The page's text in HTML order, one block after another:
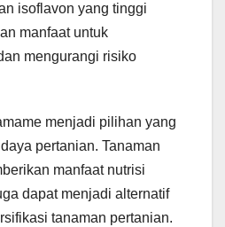
isoflavon yang tinggi
manfaat untuk
mengurangi risiko
menjadi pilihan yang
pertanian. Tanaman
manfaat nutrisi
dapat menjadi alternatif
tanaman pertanian.